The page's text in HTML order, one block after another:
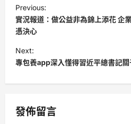
o
s
t
n
a
i
Previous:
實況報道：做公益非為錦上添花 企
憑決心
Next:
專包養app深入懂得習近平總書記
發佈留言